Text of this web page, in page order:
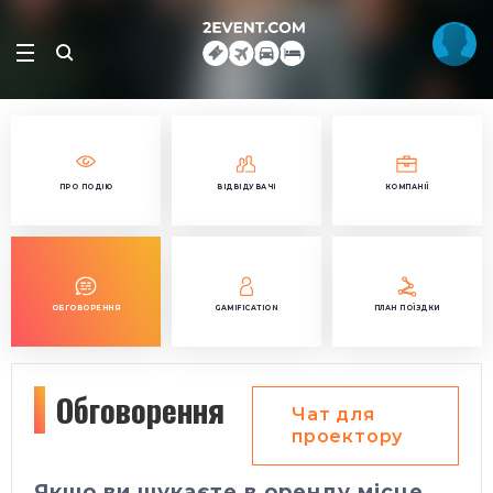
ПРО ПОДІЮ ВІДВІДУВАЧІ КОМПАНІЇ
ОБГОВОРЕННЯ GAMIFICATION ПЛАН ПОЇЗДКИ
Обговорення
Чат для
проектору